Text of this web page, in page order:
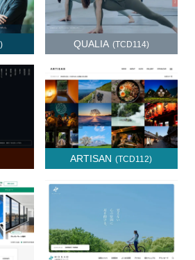
QUALIA (TCD114)
ARTISAN (TCD112)